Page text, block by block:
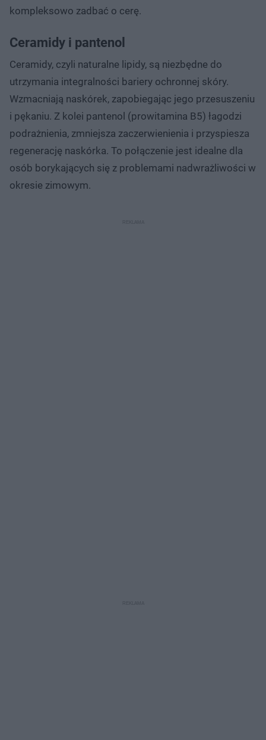
kompleksowo zadbać o cerę.
Ceramidy i pantenol
Ceramidy, czyli naturalne lipidy, są niezbędne do
utrzymania integralności bariery ochronnej skóry.
Wzmacniają naskórek, zapobiegając jego przesuszeniu
i pękaniu. Z kolei pantenol (prowitamina B5) łagodzi
podrażnienia, zmniejsza zaczerwienienia i przyspiesza
regenerację naskórka. To połączenie jest idealne dla
osób borykających się z problemami nadwrażliwości w
okresie zimowym.